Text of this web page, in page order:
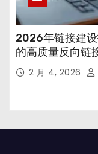
2026年链接建
的高质量反向链
2 月 4, 2026